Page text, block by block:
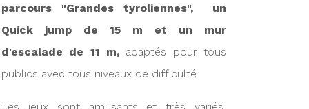
parcours "Grandes tyroliennes", un
Quick jump de 15 m et un mur
d'escalade de 11 m, adaptés pour tous
publics avec tous niveaux de difficulté.
Les jeux sont amusants et très variés,